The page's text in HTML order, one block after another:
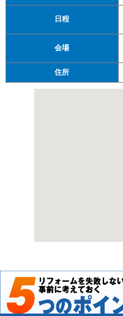
日程
会場
住所